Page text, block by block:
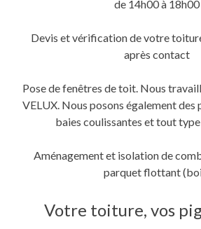
de 14h00 à 18h00
Devis et vérification de votre
après contact
Pose de fenêtres de toit. Nous
VELUX. Nous posons également des
baies coulissantes et tout
Aménagement et isolation de
parquet flottant
Votre toiture, vos